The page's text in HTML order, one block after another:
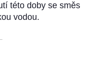
této doby se směs
vodou.